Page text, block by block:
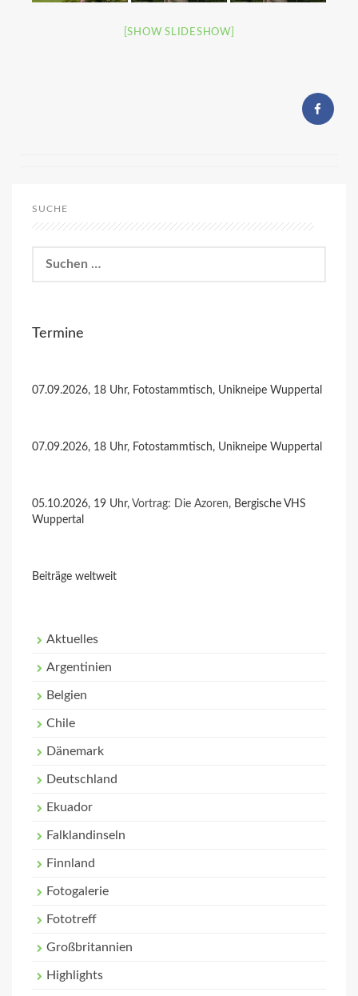
[SHOW SLIDESHOW]
SUCHE
nach:
Termine
07.09.2026, 18 Uhr, Fotostammtisch, Unikneipe Wuppertal
07.09.2026, 18 Uhr, Fotostammtisch, Unikneipe Wuppertal
05.10.2026, 19 Uhr, Vortrag: Die Azoren, Bergische VHS
Wuppertal
Beiträge weltweit
Aktuelles
Argentinien
Belgien
Chile
Dänemark
Deutschland
Ekuador
Falklandinseln
Finnland
Fotogalerie
Fototreff
Großbritannien
Highlights